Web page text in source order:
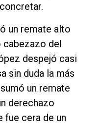
un remate alto
cabezazo del
despejó casi
sin duda la más
un remate
derechazo
fue cera de un